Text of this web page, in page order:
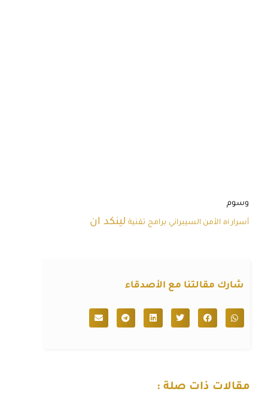
وسوم
أسرار ai الأمن السيبراني برامج تقنية لينكد ان
شارك مقالتنا مع الأصدقاء
مقالات ذات صلة :